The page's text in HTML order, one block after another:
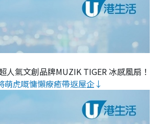
人氣文創品牌MUZIK TIGER 冰感風扇！
萌虎嘅慵懶療癒帶返屋企↓